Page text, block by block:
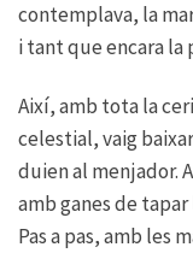
contemplava, la
i tant que encara la
Així, amb tota la
celestial, vaig
duien al menjador.
amb ganes de
Pas a pas, amb les